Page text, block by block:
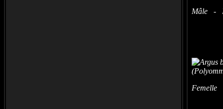
Mâle -
Femelle